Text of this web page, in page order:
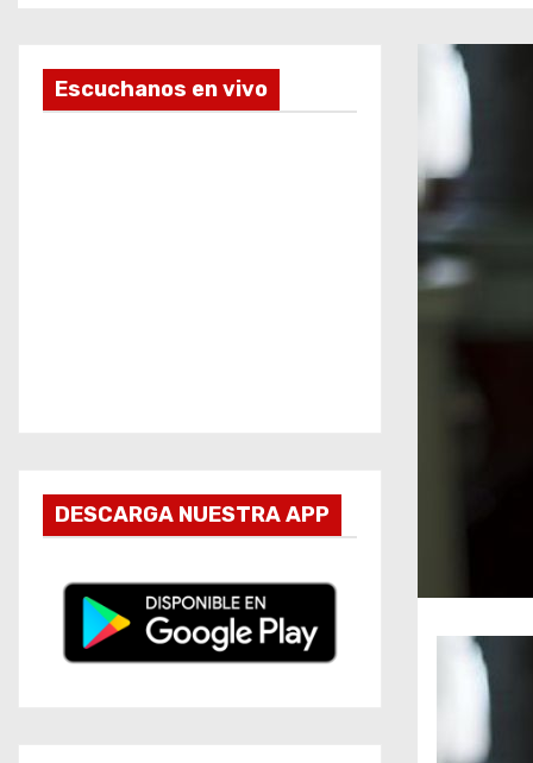
Escuchanos en vivo
DESCARGA NUESTRA APP